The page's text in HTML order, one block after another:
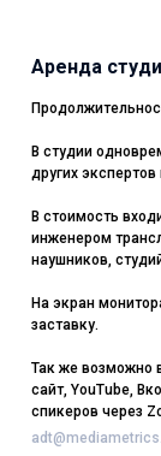
Аренда
В студии
других
В стоимость
инженером
наушников,
На экран
заставку.
Так же возможно
сайт, YouTube,
спикеров через